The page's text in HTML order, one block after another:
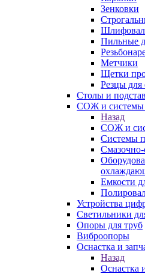
Зенковки
Пильные
Метчики
Щетки
Резцы для
Столы и
СОЖ и системы
Назад
СОЖ и
Системы
Емкости
Устройства
Светильники
Опоры для труб
Виброопоры
Оснастка и
Назад
Оснастка